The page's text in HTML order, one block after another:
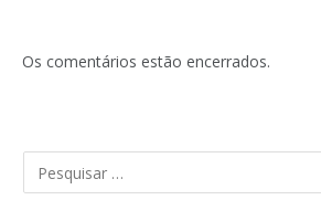
Os comentários estão encerrados.